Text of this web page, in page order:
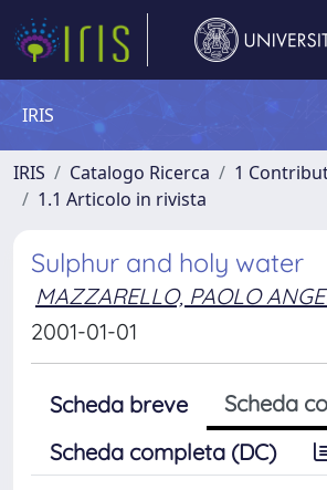
IRIS
IRIS Catalogo Ricerca
1
1.1 Articolo in rivista
Sulphur and holy water
MAZZARELLO, PAOLO
2001-01-01
Scheda breve
Scheda
Scheda completa (DC)